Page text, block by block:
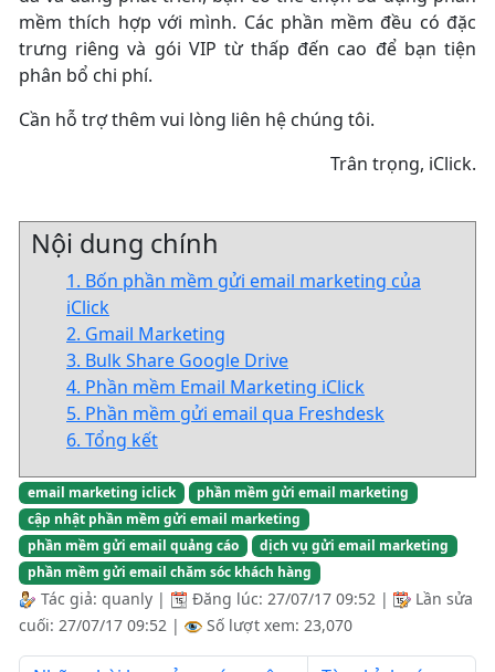
mềm thích hợp với mình. Các phần mềm đều có đặc
trưng riêng và gói VIP từ thấp đến cao để bạn tiện
phân bổ chi phí.
Cần hỗ trợ thêm vui lòng liên hệ chúng tôi.
Trân trọng, iClick.
Nội dung chính
1. Bốn phần mềm gửi email marketing của
iClick
2. Gmail Marketing
3. Bulk Share Google Drive
4. Phần mềm Email Marketing iClick
5. Phần mềm gửi email qua Freshdesk
6. Tổng kết
email marketing iclick
phần mềm gửi email marketing
cập nhật phần mềm gửi email marketing
phần mềm gửi email quảng cáo
dịch vụ gửi email marketing
phần mềm gửi email chăm sóc khách hàng
Tác giả: quanly | Đăng lúc: 27/07/17 09:52 |
Lần sửa
cuối: 27/07/17 09:52 | Số lượt xem: 23,070